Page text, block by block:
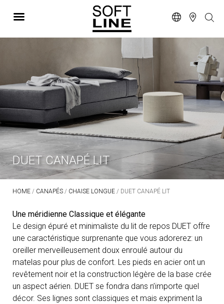
DUET CANAPÉ LIT
HOME / CANAPÉS / CHAISE LONGUE / DUET CANAPÉ LIT
Une méridienne Classique et élégante
Le design épuré et minimaliste du lit de repos DUET offre
une caractéristique surprenante que vous adorerez: un
oreiller merveilleusement doux enroulé autour du
matelas pour plus de confort. Les pieds en acier ont un
revêtement noir et la construction légère de la base crée
un aspect aérien. DUET se fondra dans n’importe quel
décor. Ses lignes sont classiques et mais expriment la